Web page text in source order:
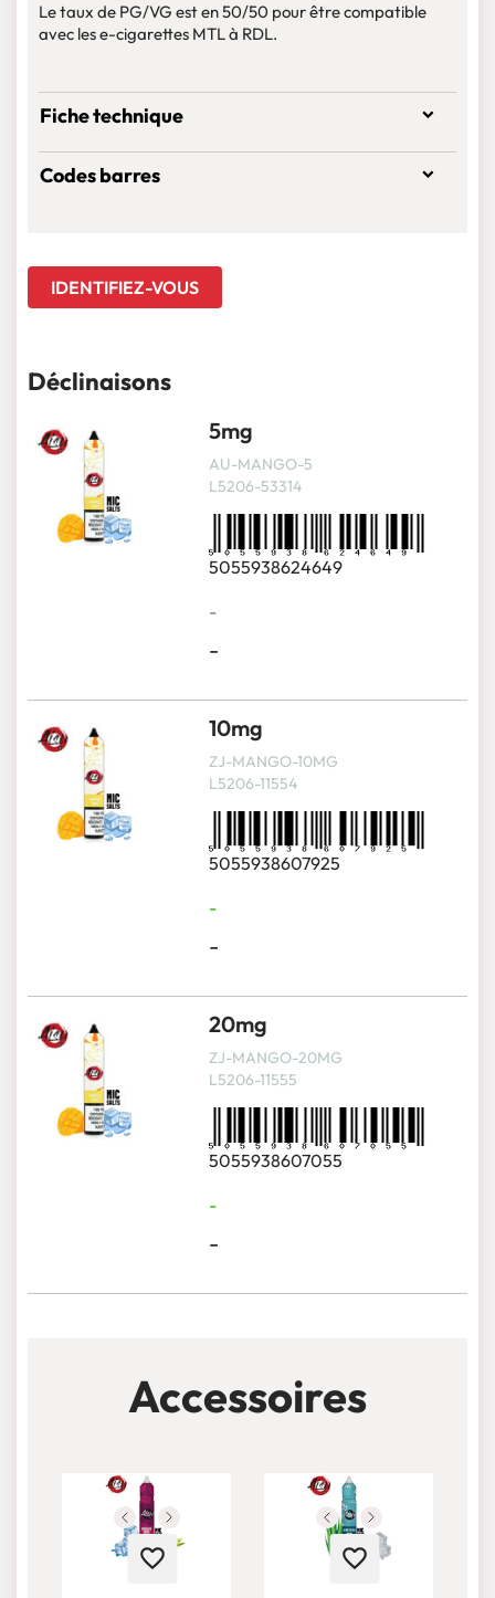
Le taux de PG/VG est en 50/50 pour être compatible
avec les e-cigarettes MTL à RDL.
Fiche technique
Codes barres
IDENTIFIEZ-VOUS
Déclinaisons
5mg
AU-MANGO-5
L5206-53314
5055938624649
-
-
10mg
ZJ-MANGO-10MG
L5206-11554
5055938607925
-
-
20mg
ZJ-MANGO-20MG
L5206-11555
5055938607055
-
-
Accessoires
favorite_border favorite_border